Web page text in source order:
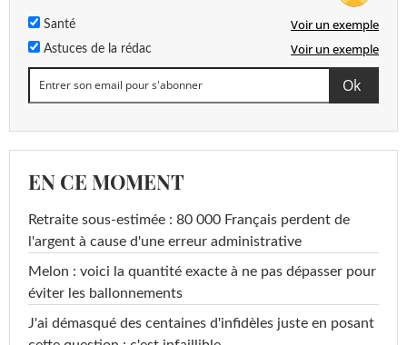
Santé Voir un exemple
Astuces de la rédac Voir un exemple
EN CE MOMENT
Retraite sous-estimée : 80 000 Français perdent de
l'argent à cause d'une erreur administrative
Melon : voici la quantité exacte à ne pas dépasser pour
éviter les ballonnements
J'ai démasqué des centaines d'infidèles juste en posant